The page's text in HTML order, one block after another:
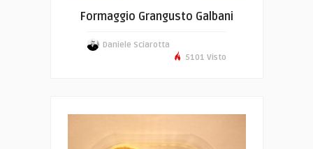
Formaggio Grangusto Galbani
Daniele Sciarotta
5101 Visto